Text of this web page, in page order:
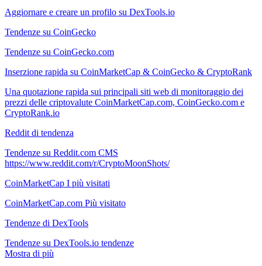
Aggiornare e creare un profilo su DexTools.io
Tendenze su CoinGecko
Tendenze su CoinGecko.com
Inserzione rapida su CoinMarketCap & CoinGecko & CryptoRank
Una quotazione rapida sui principali siti web di monitoraggio dei
prezzi delle criptovalute CoinMarketCap.com, CoinGecko.com e
CryptoRank.io
Reddit di tendenza
Tendenze su Reddit.com CMS
https://www.reddit.com/r/CryptoMoonShots/
CoinMarketCap I più visitati
CoinMarketCap.com Più visitato
Tendenze di DexTools
Tendenze su DexTools.io tendenze
Mostra di più